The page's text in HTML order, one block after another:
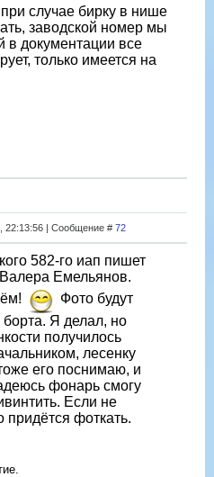
случае бирку в нише
заводской номер мы
в документации все
только имеется на
22:13:56 | Сообщение # 72
582-го иап пишет
Емельянов.
Фото будут
Я делал, но
получилось
лесенку
его поснимаю, и
фонарь смогу
Если не
придётся фоткать.